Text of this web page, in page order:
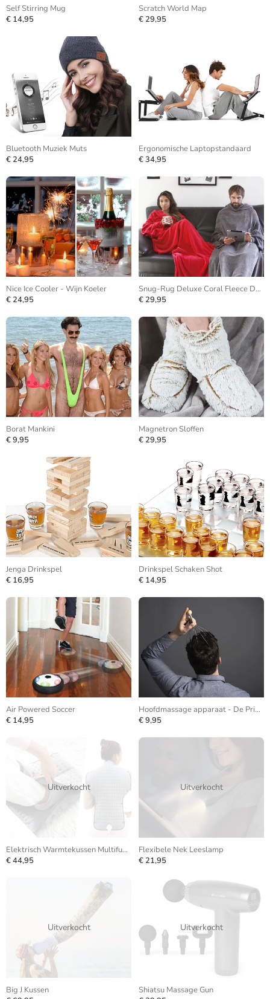
Self Stirring Mug
€ 14,95
Scratch World Map
€ 29,95
Bluetooth Muziek Muts
€ 24,95
Ergonomische Laptopstandaard
€ 34,95
Nice Ice Cooler - Wijn Koeler
€ 24,95
Snug-Rug Deluxe Coral Fleece Deken
€ 29,95
Borat Mankini
€ 9,95
Magnetron Sloffen
€ 29,95
Jenga Drinkspel
€ 16,95
Drinkspel Schaken Shot
€ 14,95
Air Powered Soccer
€ 14,95
Hoofdmassage apparaat - De Prikkel
€ 9,95
Uitverkocht
Elektrisch Warmtekussen Multifunctioneel
€ 44,95
Uitverkocht
Flexibele Nek Leeslamp
€ 21,95
Uitverkocht
Big J Kussen
Uitverkocht
Shiatsu Massage Gun